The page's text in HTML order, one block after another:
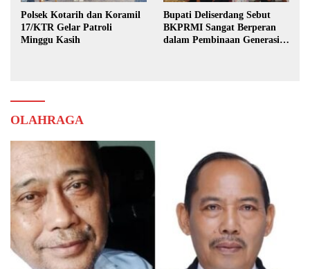
Polsek Kotarih dan Koramil
17/KTR Gelar Patroli
Minggu Kasih
Bupati Deliserdang Sebut
BKPRMI Sangat Berperan
dalam Pembinaan Generasi
OLAHRAGA